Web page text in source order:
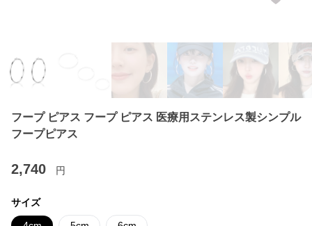
フープ ピアス フープ ピアス 医療用ステンレス製シンプル
フープピアス
2,740 円
サイズ